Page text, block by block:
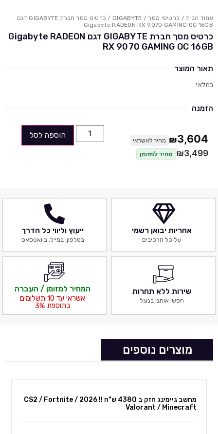
עמוד הבית/ כרטיסי מסך /
GIGABYTE
/ כרטיס מסך חברת GIGABYTE דגם
Gigabyte RADEON RX 9070 GAMING OC 16GB
כרטיס מסך חברת GIGABYTE דגם Gigabyte RADEON
RX 9070 GAMING OC 16GB
תאור המוצר
במלאי
הזמנה
₪3,604 מחיר לאשראי
₪3,499 מחיר למזומן
הוספה לסל
אחריות יבואן רשמי
על כל הרכיבים
ייעוץ וליווי כל הדרך
בטלפון, במייל, בוואטסאפ
שירות ללא תחרות
חפשו אותנו בגוגל
המחיר למזומן / העברה
אשראי עד 10 תשלומים
בתוספת 3%
מוצרים נוספים
מחשב גיימינג חזק ב 4380 ש"ח !! 2026 CS2 / Fortnite /
Valorant / Minecraft